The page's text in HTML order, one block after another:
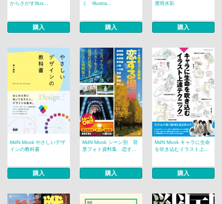
からさがすIllus...
購入
く Illustra...
購入
透明水彩
購入
MdN Mook やさしいデザ
インの教科書
購入
MdN Mook シーン別 背
景フォト資料集 恋す...
購入
MdN Mook キャラに生命
を吹き込むイラスト上...
購入